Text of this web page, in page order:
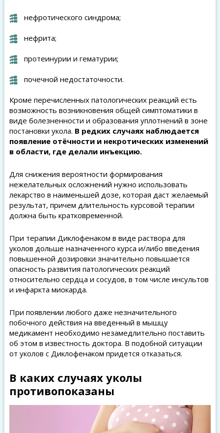
нефротического синдрома;
нефрита;
протеинурии и гематурии;
почечной недостаточности.
Кроме перечисленных патологических реакций есть
возможность возникновения общей симптоматики в
виде болезненности и образования уплотнений в зоне
постановки укола. В редких случаях наблюдается
появление отёчности и некротических изменений
в области, где делали инъекцию.
Для снижения вероятности формирования
нежелательных осложнений нужно использовать
лекарство в наименьшей дозе, которая даст желаемый
результат, причем длительность курсовой терапии
должна быть кратковременной.
При терапии Диклофенаком в виде раствора для
уколов дольше назначенного курса и/либо введения
повышенной дозировки значительно повышается
опасность развития патологических реакций
относительно сердца и сосудов, в том числе инсультов
и инфаркта миокарда.
При появлении любого даже незначительного
побочного действия на введенный в мышцу
медикамент необходимо незамедлительно поставить
об этом в известность доктора. В подобной ситуации
от уколов с Диклофенаком придется отказаться.
В каких случаях уколы
противопоказаны